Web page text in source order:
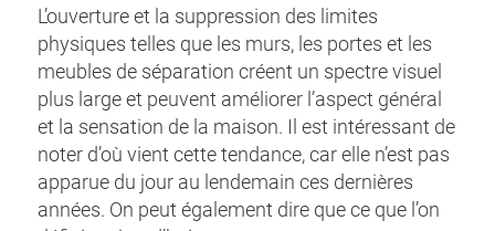
L’ouverture et la suppression des limites
physiques telles que les murs, les portes et les
meubles de séparation créent un spectre visuel
plus large et peuvent améliorer l’aspect général
et la sensation de la maison. Il est intéressant de
noter d’où vient cette tendance, car elle n’est pas
apparue du jour au lendemain ces dernières
années. On peut également dire que ce que l’on